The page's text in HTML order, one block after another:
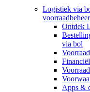
Logistiek via
Ontdek
via bol
Apps &